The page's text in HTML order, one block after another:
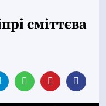
сміттєва